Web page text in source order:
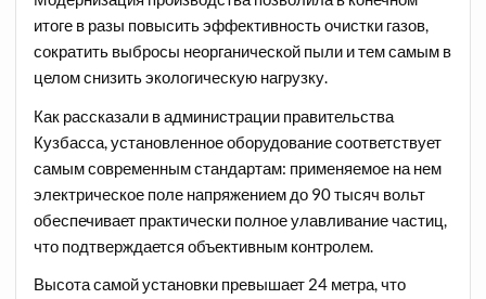
итоге в разы повысить эффективность очистки газов,
сократить выбросы неорганической пыли и тем самым в
целом снизить экологическую нагрузку.
Как рассказали в администрации правительства
Кузбасса, установленное оборудование соответствует
самым современным стандартам: применяемое на нем
электрическое поле напряжением до 90 тысяч вольт
обеспечивает практически полное улавливание частиц,
что подтверждается объективным контролем.
Высота самой установки превышает 24 метра, что